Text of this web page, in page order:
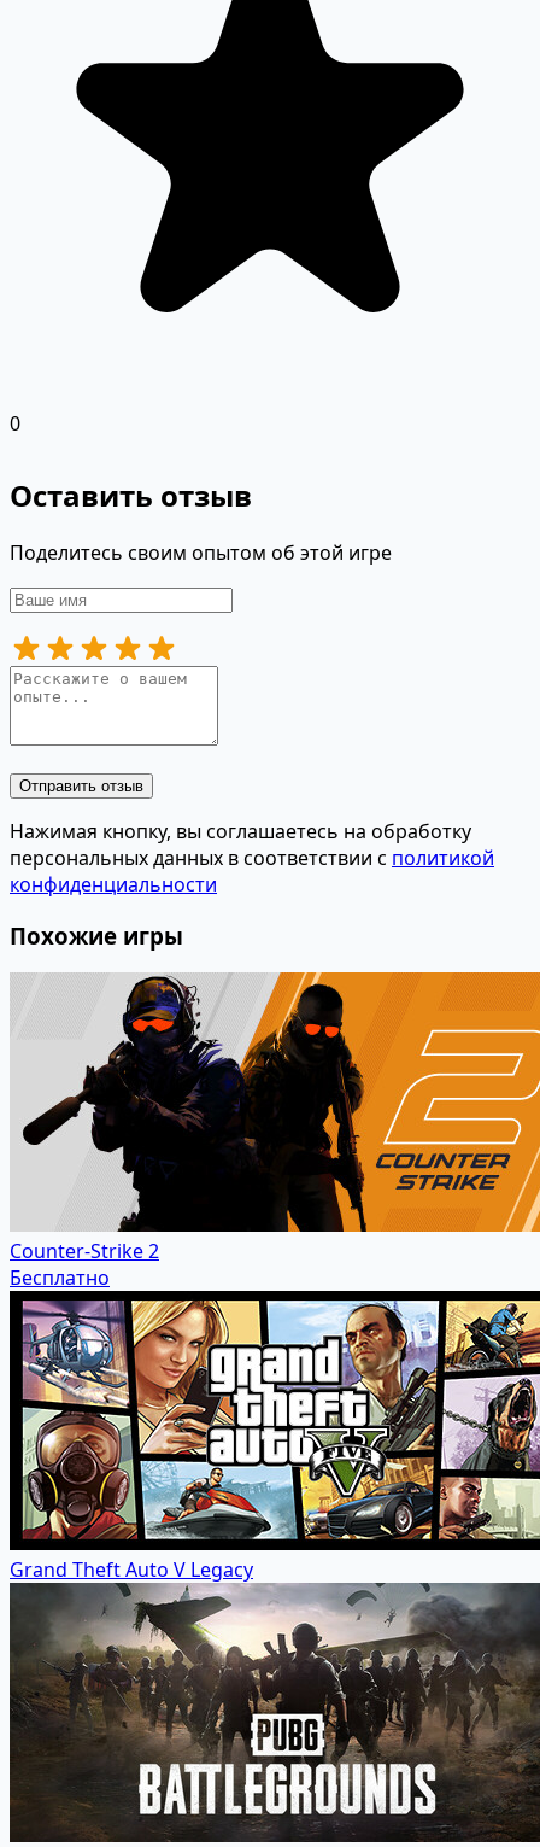
0
Оставить отзыв
Поделитесь своим опытом об этой игре
Отправить отзыв
Нажимая кнопку, вы соглашаетесь на обработку
персональных данных в соответствии с политикой
конфиденциальности
Похожие игры
Counter-Strike 2
Бесплатно
Grand Theft Auto V Legacy